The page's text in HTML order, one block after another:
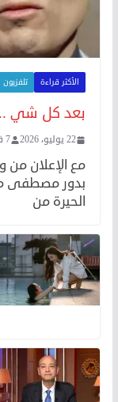
الأكثر قراءة تلفزيون
بعد كل شي ..
22 يوليو، 2026 7 فنون
مع الإعلان من
بدور مصطفى
الحيرة من